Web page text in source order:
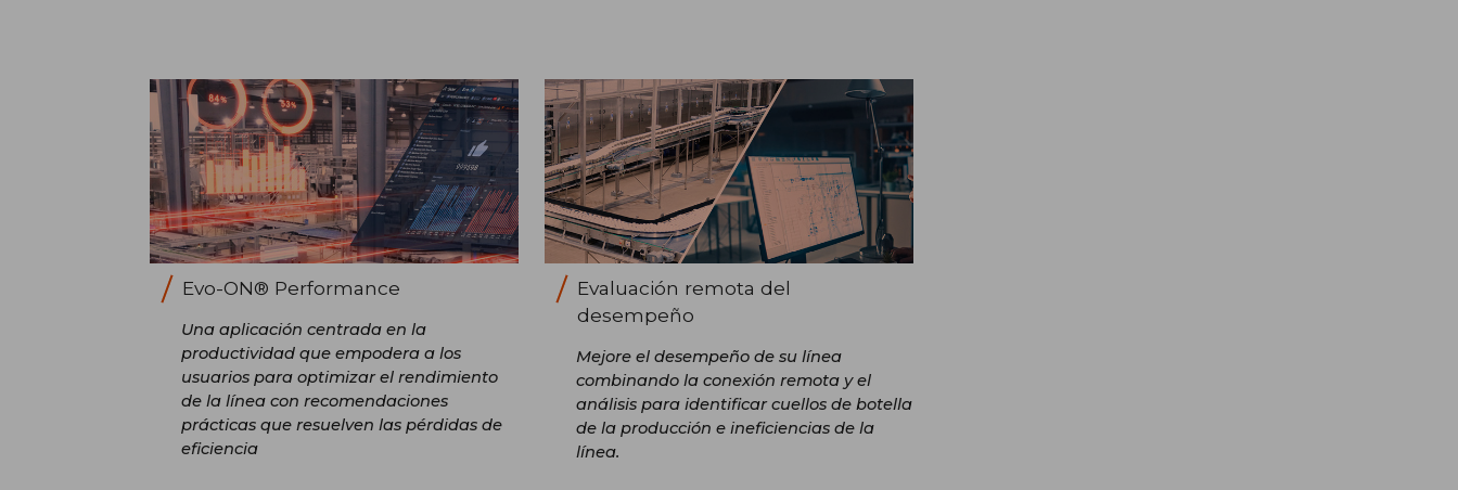
Evo-ON® Performance
Una aplicación centrada en la
productividad que empodera a los
usuarios para optimizar el rendimiento
de la línea con recomendaciones
prácticas que resuelven las pérdidas de
eficiencia
Evaluación remota del
desempeño
Mejore el desempeño de su línea
combinando la conexión remota y el
análisis para identificar cuellos de botella
de la producción e ineficiencias de la
línea.